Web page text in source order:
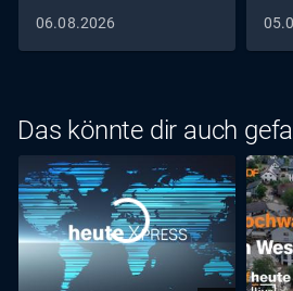
06.08.2026
Das könnte dir auch